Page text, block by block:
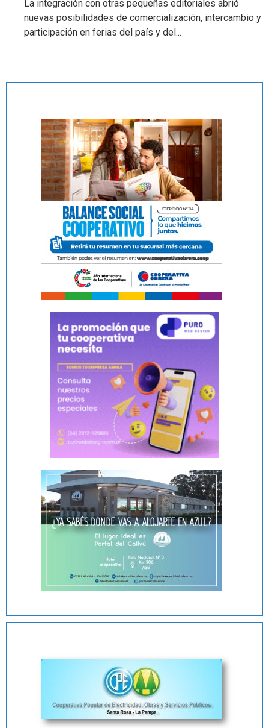
La integración con otras pequeñas editoriales abrió
nuevas posibilidades de comercialización, intercambio y
participación en ferias del país y del...